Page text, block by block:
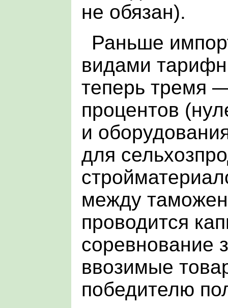
не обязан).
Раньше
видами
теперь тремя
процентов
и
для
между
проводится
соревнование
ввозимые
победителю